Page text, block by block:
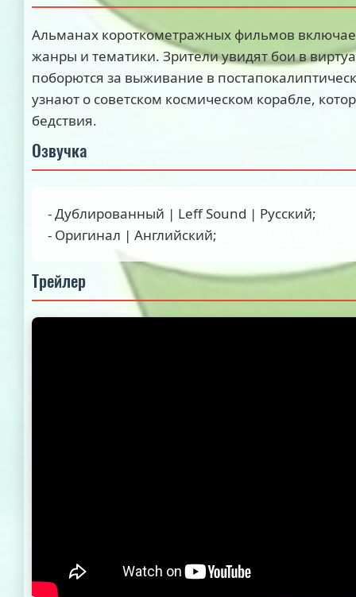
Альманах короткометражных фильмов
жанры и тематики. Зрители увидят бои в
поборются за выживание в
узнают о советском космическом корабле,
бедствия.
Озвучка
- Дублированный | Leff Sound | Русский;
- Оригинал | Английский;
Трейлер